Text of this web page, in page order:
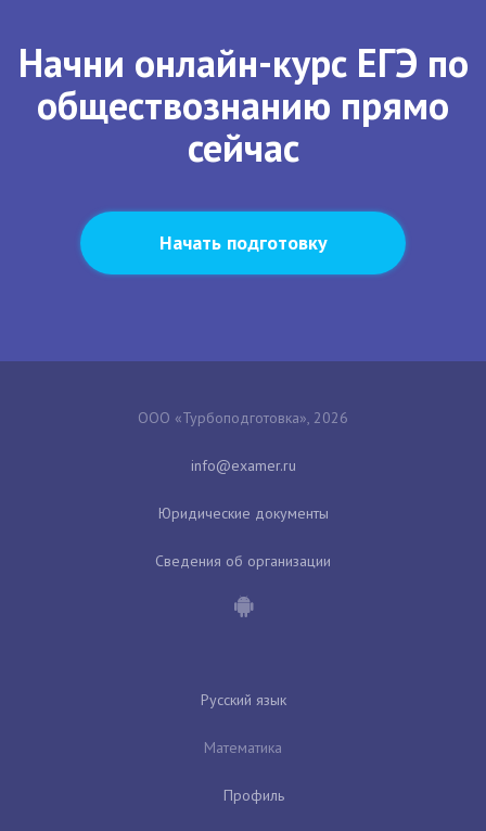
Начни онлайн-курс ЕГЭ по
обществознанию прямо
сейчас
Начать подготовку
ООО «Турбоподготовка», 2026
Юридические документы
Сведения об организации
Русский язык
Математика
Профиль